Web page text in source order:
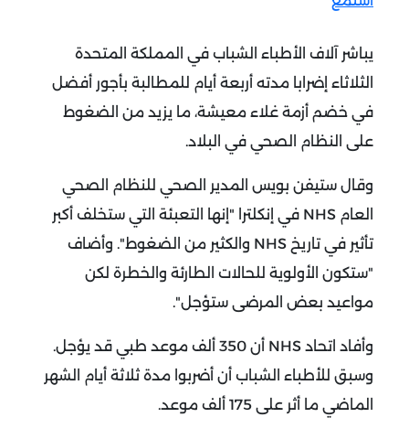
يباشر آلاف الأطباء الشباب في المملكة المتحدة
الثلاثاء إضرابا مدته أربعة أيام للمطالبة بأجور أفضل
في خضم أزمة غلاء معيشة، ما يزيد من الضغوط
على النظام الصحي في البلاد.
وقال ستيفن بويس المدير الصحي للنظام الصحي
العام NHS في إنكلترا "إنها التعبئة التي ستخلف أكبر
تأثير في تاريخ NHS والكثير من الضغوط".
وأضاف
"ستكون الأولوية للحالات الطارئة والخطرة لكن
مواعيد بعض المرضى ستؤجل".
وأفاد اتحاد NHS أن 350 ألف موعد طبي قد يؤجل.
وسبق للأطباء الشباب أن أضربوا مدة ثلاثة أيام الشهر
الماضي ما أثر على 175 ألف موعد.